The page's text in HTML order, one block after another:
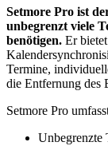
Setmore Pro ist
unbegrenzt viele
benötigen. Er
Termine,
die Entfernung des
Setmore Pro
Unbegrenzte